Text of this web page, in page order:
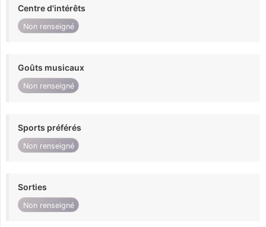
Centre d'intérêts
Non renseigné
Goûts musicaux
Non renseigné
Sports préférés
Non renseigné
Sorties
Non renseigné